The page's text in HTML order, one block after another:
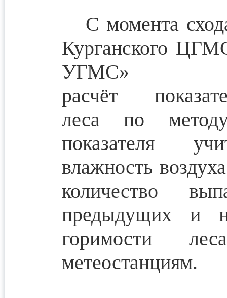
С момента
Курганского
УГМС»
расчёт
леса по
показателя
влажность
количество
предыдущих и
горимости
метеостанциям.